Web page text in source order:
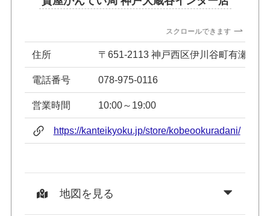
スクロールできます
住所 〒651-2113 神戸西区伊川谷町有瀬633-
電話番号 078-975-0116
営業時間 10:00～19:00
https://kanteikyoku.jp/store/kobeookuradani/
地図を見る